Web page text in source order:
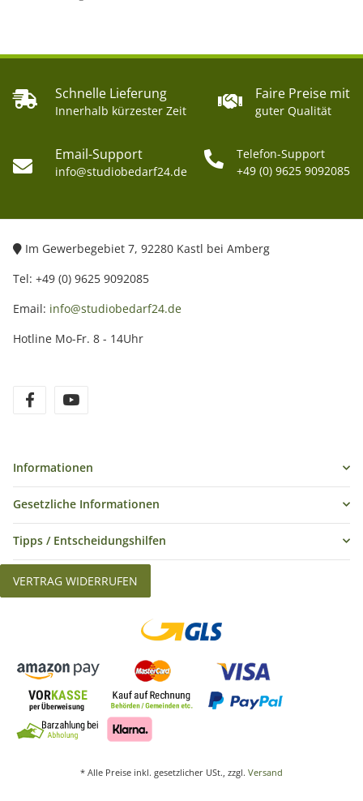
Schnelle Lieferung
Innerhalb kürzester Zeit
Faire Preise mit
guter Qualität
Email-Support
info@studiobedarf24.de
Telefon-Support
+49 (0) 9625 9092085
Im Gewerbegebiet 7, 92280 Kastl bei Amberg
Tel: +49 (0) 9625 9092085
Email: info@studiobedarf24.de
Hotline Mo-Fr. 8 - 14Uhr
Informationen
Gesetzliche Informationen
Tipps / Entscheidungshilfen
VERTRAG WIDERRUFEN
* Alle Preise inkl. gesetzlicher USt., zzgl. Versand